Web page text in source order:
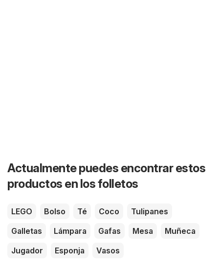
Actualmente puedes encontrar estos
productos en los folletos
LEGO Bolso Té Coco
Tulipanes
Galletas
Lámpara Gafas Mesa
Muñeca
Jugador
Esponja Vasos